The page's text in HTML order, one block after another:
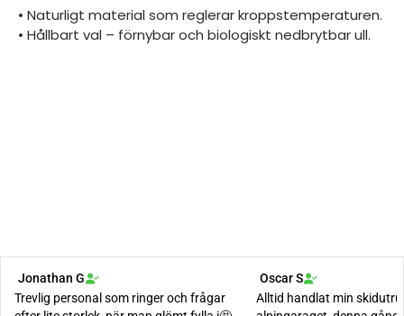
• Naturligt material som reglerar kroppstemperaturen.
• Hållbart val – förnybar och biologiskt nedbrytbar ull.